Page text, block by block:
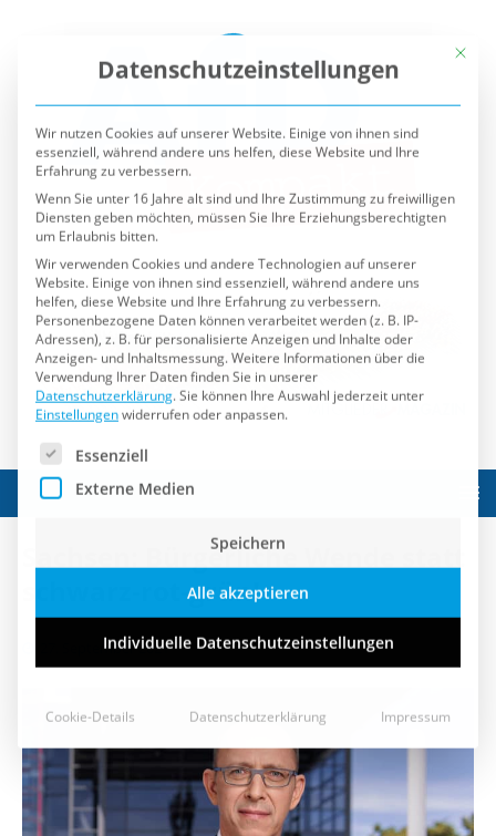
Sachsen: Bürgerliche Wende statt
schwarz-rot-grün!
27. September 2021
Datenschutzeinstellungen
essenziell, während andere uns helfen, diese Website und Ihre
Erfahrung zu verbessern.
Wenn Sie unter 16 Jahre alt sind und Ihre Zustimmung zu freiwilligen
Diensten geben möchten, müssen Sie Ihre Erziehungsberechtigten
um Erlaubnis bitten.
Wir verwenden Cookies und andere Technologien auf unserer
Website. Einige von ihnen sind essenziell, während andere uns
helfen, diese Website und Ihre Erfahrung zu verbessern.
Personenbezogene Daten können verarbeitet werden (z. B. IP-
Adressen), z. B. für personalisierte Anzeigen und Inhalte oder
Anzeigen- und Inhaltsmessung.Weitere Informationen über die
Verwendung Ihrer Daten finden Sie in unserer
Datenschutzerklärung. Sie können Ihre Auswahl jederzeit unter
Einstellungenwiderrufen oder anpassen.